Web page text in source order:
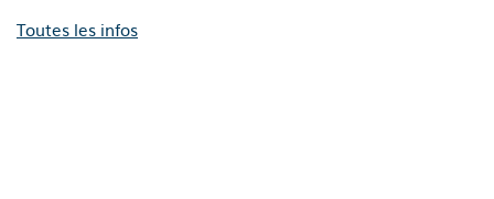
Toutes les infos